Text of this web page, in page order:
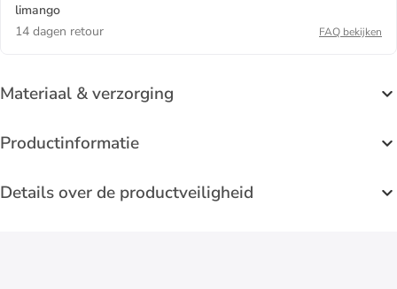
limango
14 dagen retour
FAQ bekijken
Materiaal & verzorging
Productinformatie
Details over de productveiligheid